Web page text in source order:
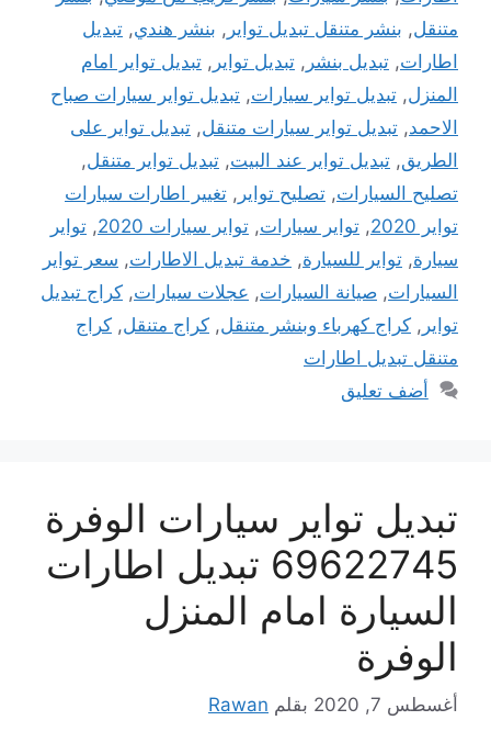
متنقل, بنشر متنقل تبديل تواير , بنشر هندي, تبديل
اطارات, تبديل بنشر , تبديل تواير , تبديل تواير امام
المنزل, تبديل تواير سيارات, تبديل تواير سيارات صباح
الاحمد, تبديل تواير سيارات متنقل, تبديل تواير على
الطريق, تبديل تواير عند البيت, تبديل تواير متنقل,
تصليح السيارات, تصليح تواير , تغيير اطارات سيارات
تواير 2020
, تواير سيارات, تواير سيارات 2020 , تواير
سيارة, تواير للسيارة, خدمة تبديل الاطارات, سعر تواير
السيارات, صيانة السيارات, عجلات سيارات, كراج تبديل
تواير , كراج كهرباء وبنشر متنقل, كراج متنقل, كراج
متنقل تبديل اطارات
أضف تعليق
تبديل تواير سيارات الوفرة
69622745 تبديل اطارات
السيارة امام المنزل
الوفرة
أغسطس 7, 2020 بقلم Rawan